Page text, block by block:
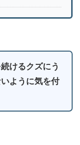
けるクズにう
ように気を付